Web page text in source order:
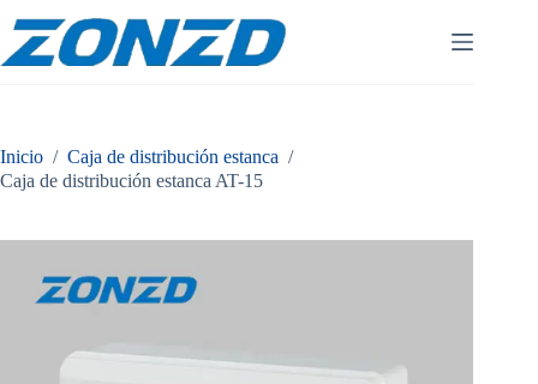
contenido
Inicio / Caja de distribución estanca /
Caja de distribución estanca AT-15